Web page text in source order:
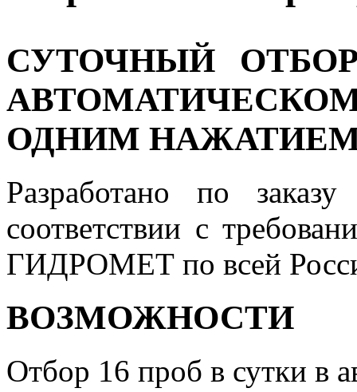
СУТОЧНЫЙ
ОДНИМ
Разработано по
соответствии с
ГИДРОМЕТ по всей
ВОЗМОЖНОСТИ
Отбор 16 проб в сутки в